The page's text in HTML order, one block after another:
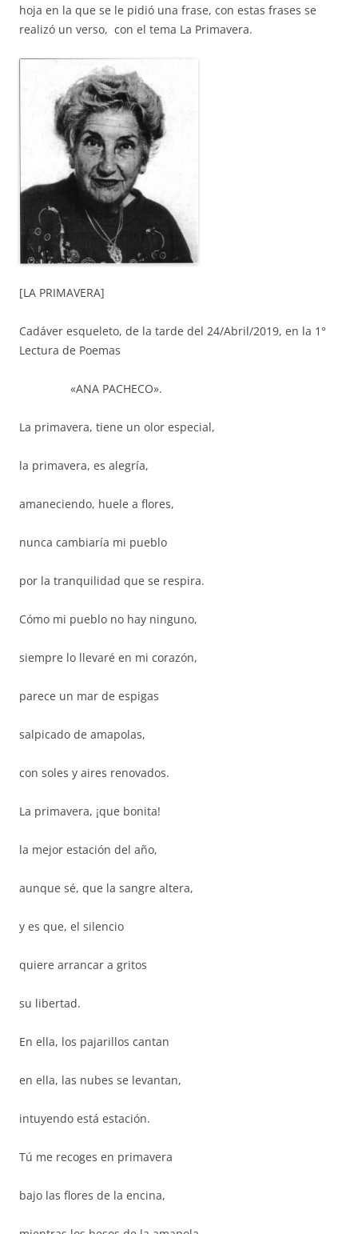
hoja en la que se le pidió una frase, con estas frases se
realizó un verso, con el tema La Primavera.
[LA PRIMAVERA]
Cadáver esqueleto, de la tarde del 24/Abril/2019, en la 1°
Lectura de Poemas
«ANA PACHECO».
La primavera, tiene un olor especial,
la primavera, es alegría,
amaneciendo, huele a flores,
nunca cambiaría mi pueblo
por la tranquilidad que se respira.
Cómo mi pueblo no hay ninguno,
siempre lo llevaré en mi corazón,
parece un mar de espigas
salpicado de amapolas,
con soles y aires renovados.
La primavera, ¡que bonita!
la mejor estación del año,
aunque sé, que la sangre altera,
y es que, el silencio
quiere arrancar a gritos
su libertad.
En ella, los pajarillos cantan
en ella, las nubes se levantan,
intuyendo está estación.
Tú me recoges en primavera
bajo las flores de la encina,